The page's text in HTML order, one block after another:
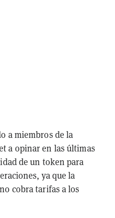
a miembros de la
a opinar en las últimas
de un token para
ya que la
cobra tarifas a los